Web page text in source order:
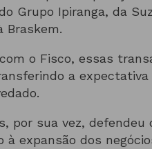
Grupo Ipiranga, da
Braskem.
o Fisco, essas
a
por sua vez,
à expansão dos